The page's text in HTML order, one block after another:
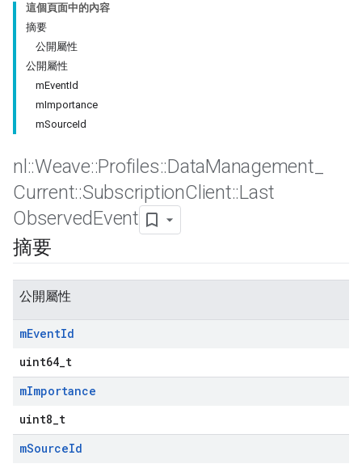
這個頁面中的內容
摘要
公開屬性
公開屬性
mEventId
mImportance
mSourceId
nl ::Weave::Profiles::DataManagement
Current::SubscriptionClient::Last
ObservedEvent
摘要
公開屬性
mEventId
uint64_t
mImportance
uint8_t
mSourceId